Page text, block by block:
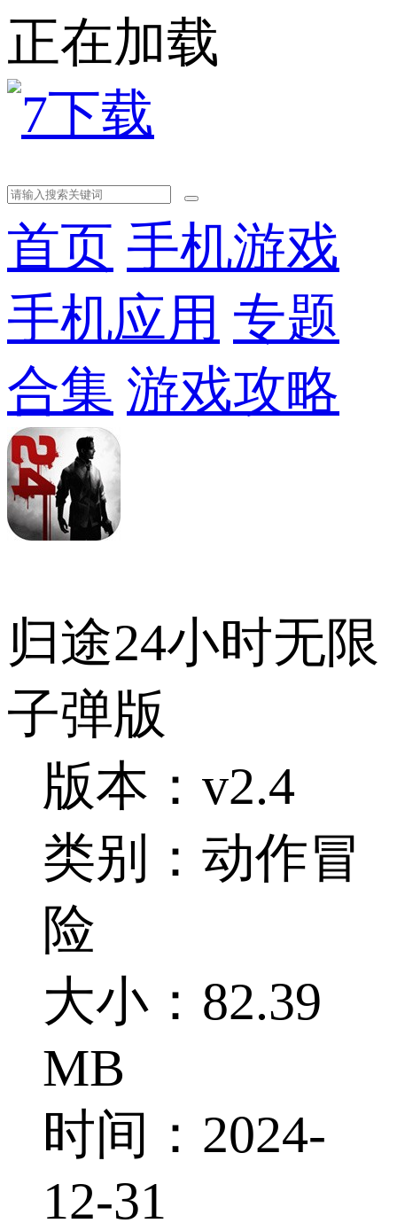
正在加载
首页 手机游戏
手机应用 专题
合集 游戏攻略
归途24小时无限
子弹版
版本：v2.4
类别：动作冒
险
大小：82.39
MB
时间：2024-
12-31